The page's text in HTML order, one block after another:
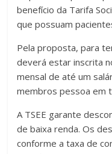
benefício da Tarifa
que possuam
Pela proposta, para
deverá estar inscrita
mensal de até um
membros pessoa em
A TSEE garante
de baixa renda. Os
conforme a taxa de